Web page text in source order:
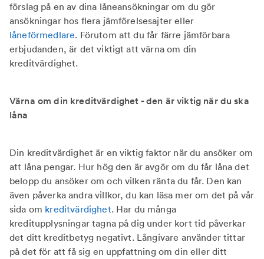
förslag på en av dina låneansökningar om du gör
ansökningar hos flera jämförelsesajter eller
låneförmedlare. Förutom att du får färre jämförbara
erbjudanden, är det viktigt att värna om din
kreditvärdighet.
Värna om din kreditvärdighet - den är viktig när du ska
låna
Din kreditvärdighet är en viktig faktor när du ansöker om
att låna pengar. Hur hög den är avgör om du får låna det
belopp du ansöker om och vilken ränta du får. Den kan
även påverka andra villkor, du kan läsa mer om det på vår
sida om kreditvärdighet. Har du många
kreditupplysningar tagna på dig under kort tid påverkar
det ditt kreditbetyg negativt. Långivare använder tittar
på det för att få sig en uppfattning om din eller ditt